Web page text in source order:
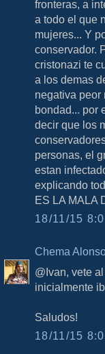
fronteras, a
a todo el que
mujeres... Y
conservador.
cristonazi te
a los demas
negativa peor
bondad... por
decir que los
personas, el
estan
explicando
ES LA MALA
18/11/15
Chema
@Ivan, vete
inicialmente
Saludos!
18/11/15